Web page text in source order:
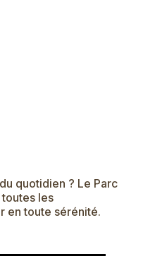
quotidien ? Le Parc
les
en toute sérénité.